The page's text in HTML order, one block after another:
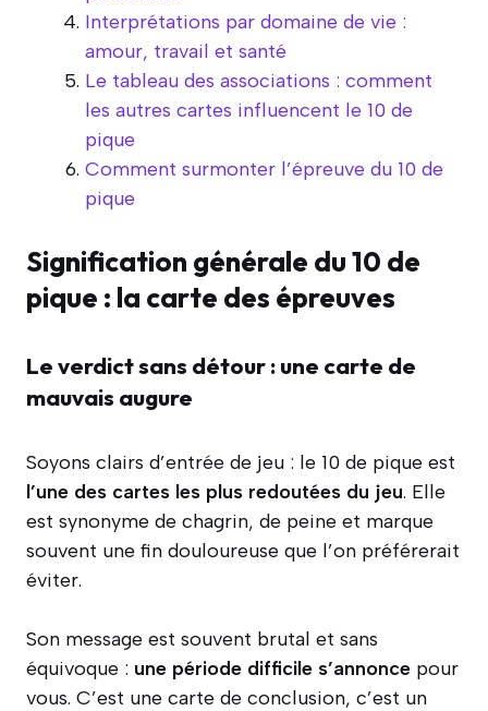
Interprétations par domaine de vie :
amour, travail et santé
Le tableau des associations : comment
les autres cartes influencent le 10 de
pique
Comment surmonter l’épreuve du 10 de
pique
Signification générale du 10 de
pique : la carte des épreuves
Le verdict sans détour : une carte de
mauvais augure
Soyons clairs d’entrée de jeu : le 10 de pique est
l’une des cartes les plus redoutées du jeu. Elle
est synonyme de chagrin, de peine et marque
souvent une fin douloureuse que l’on préférerait
éviter.
Son message est souvent brutal et sans
équivoque : une période difficile s’annonce pour
vous. C’est une carte de conclusion, c’est un